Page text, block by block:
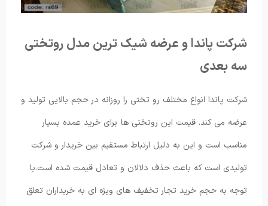
شرکت پاندا و عرضه شیک ترین مدل روتختی
سه بعدی
شرکت پاندا انواع مختلف رو تختی را روزانه در حجم بالایی تولید و
عرضه می کند. قیمت این روتختی ها برای خرید عمده بسیار
مناسب است و این به دلیل ارتباط مستقیم بین خریدار و شرکت
تولیدی است که باعث حذف دلالان و تعادل قیمت شده است.با
توجه به حجم خرید تجار تخفیف های ویژه ای به خربداران تعلق